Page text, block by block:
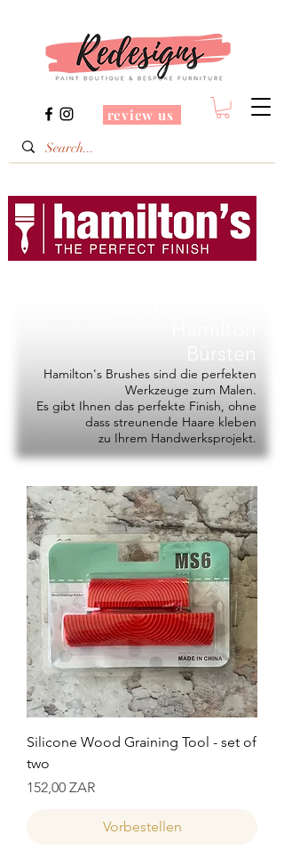
review us
Hamilton's Brushes sind die perfekten
Werkzeuge zum Malen.
Es gibt Ihnen das perfekte Finish, ohne
dass streunende Haare kleben
zu Ihrem Handwerksprojekt.
Silicone Wood Graining Tool - set of
two
Preis
152,00 ZAR
Vorbestellen